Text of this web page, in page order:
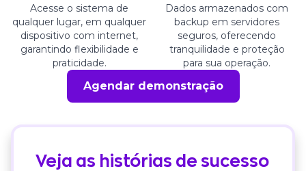
Acesse o sistema de
qualquer lugar, em qualquer
dispositivo com internet,
garantindo flexibilidade e
praticidade.
Dados armazenados com
backup em servidores
seguros, oferecendo
tranquilidade e proteção
para sua operação.
Agendar demonstração
Veja as histórias de sucesso